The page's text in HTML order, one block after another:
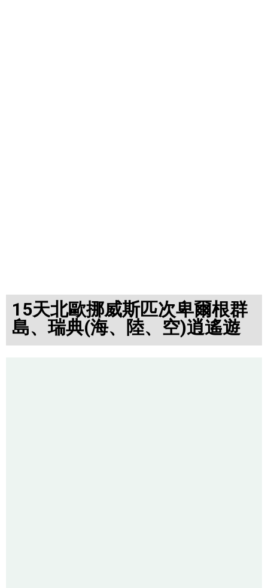
15天北歐挪威斯匹次卑爾根群
島、瑞典(海、陸、空)逍遙遊